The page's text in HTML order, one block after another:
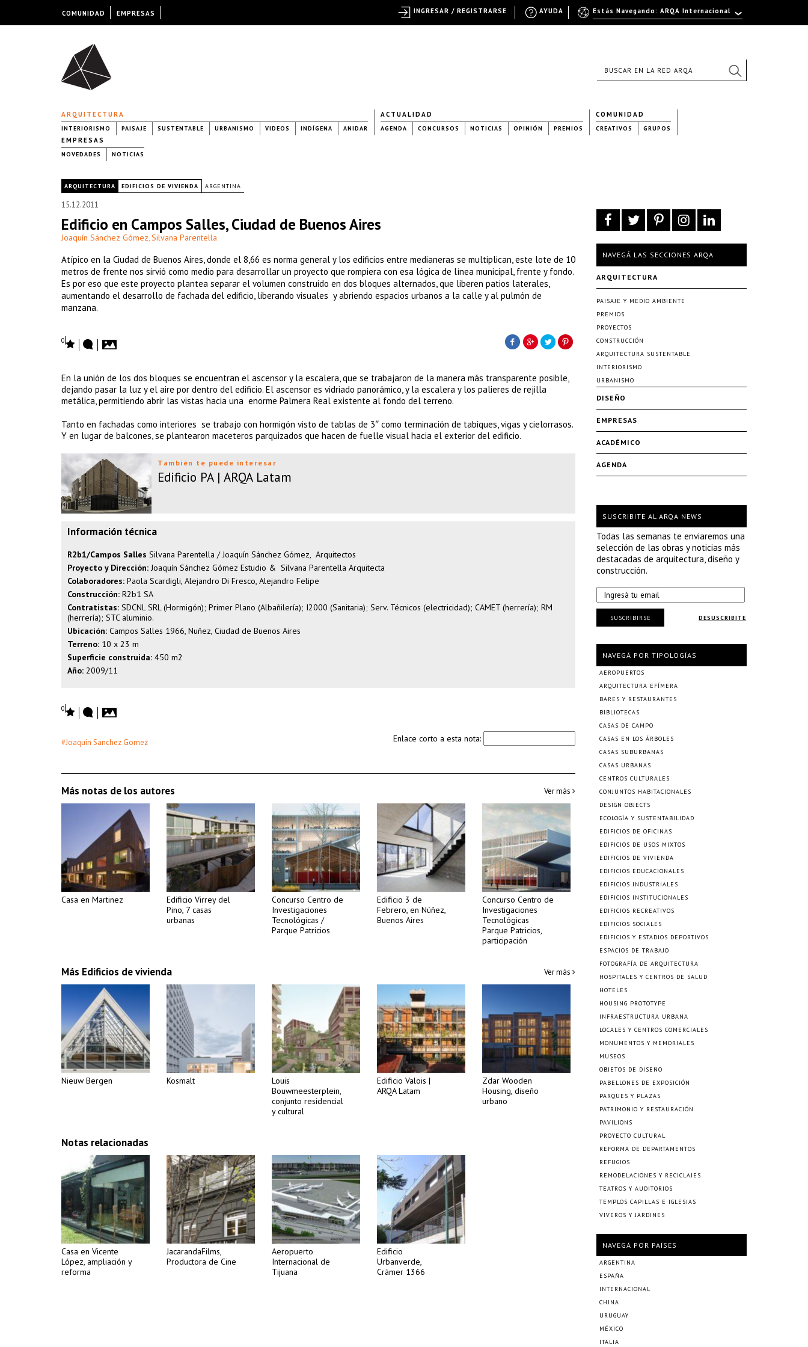
ARQUITECTURA
INTERIORISMO PAISAJE SUSTENTABLE URBANISMO VIDEOS INDÍGENA ANIDAR
ACTUALIDAD
AGENDA CONCURSOS NOTICIAS OPINIÓN PREMIOS
COMUNIDAD
CREATIVOS GRUPOS
EMPRESAS
NOVEDADES NOTICIAS
ARQUITECTURA EDIFICIOS DE VIVIENDA ARGENTINA
15.12.2011
Edificio en Campos Salles, Ciudad de Buenos Aires
Joaquín Sánchez Gómez, Silvana Parentella
Atípico en la Ciudad de Buenos Aires, donde el 8,66 es norma general y los edificios entre medianeras se multiplican, este lote de 10
metros de frente nos sirvió como medio para desarrollar un proyecto que rompiera con esa lógica de línea municipal, frente y fondo.
Es por eso que este proyecto plantea separar el volumen construido en dos bloques alternados, que liberen patios laterales,
aumentando el desarrollo de fachada del edificio, liberando visuales y abriendo espacios urbanos a la calle y al pulmón de
manzana.
0
En la unión de los dos bloques se encuentran el ascensor y la escalera, que se trabajaron de la manera más transparente posible,
dejando pasar la luz y el aire por dentro del edificio. El ascensor es vidriado panorámico, y la escalera y los palieres de rejilla
metálica, permitiendo abrir las vistas hacia una enorme Palmera Real existente al fondo del terreno.
Tanto en fachadas como interiores se trabajo con hormigón visto de tablas de 3″ como terminación de tabiques, vigas y cielorrasos.
Y en lugar de balcones, se plantearon maceteros parquizados que hacen de fuelle visual hacia el exterior del edificio.
También te puede interesar
Edificio PA | ARQA Latam
Información técnica
R2b1/Campos Salles Silvana Parentella / Joaquín Sánchez Gómez, Arquitectos
Proyecto y Dirección:Joaquín Sánchez Gómez Estudio & Silvana Parentella Arquitecta
Colaboradores: Paola Scardigli, Alejandro Di Fresco, Alejandro Felipe
Construcción: R2b1 SA
Contratistas: SDCNL SRL (Hormigón); Primer Plano (Albañilería); I2000 (Sanitaria); Serv. Técnicos (electricidad); CAMET (herrería); RM
(herrería); STC aluminio.
Ubicación: Campos Salles 1966, Nuñez, Ciudad de Buenos Aires
Terreno: 10 x 23 m
Superficie construida: 450 m2
Año: 2009/11
0
#Joaquín Sanchez Gomez Enlace corto a esta nota:
Más notas de los autores Ver más
Casa en Martinez
Edificio Virrey del
Pino, 7 casas
urbanas
Concurso Centro de
Investigaciones
Tecnológicas /
Parque Patricios
Edificio 3 de
Febrero, en Núñez,
Buenos Aires
Concurso Centro de
Investigaciones
Tecnológicas
Parque Patricios,
participación
Más Edificios de vivienda Ver más
Nieuw Bergen Kosmalt
Louis
Bouwmeesterplein,
conjunto residencial
y cultural
Edificio Valois |
ARQA Latam
Zdar Wooden
Housing, diseño
urbano
Notas relacionadas
Casa en Vicente
López, ampliación y
reforma
JacarandaFilms,
Productora de Cine
Aeropuerto
Internacional de
Tijuana
Edificio
Urbanverde,
Crámer 1366
NAVEGÁ LAS SECCIONES ARQA
ARQUITECTURA
PAISAJE Y MEDIO AMBIENTE
PREMIOS
PROYECTOS
CONSTRUCCIÓN
ARQUITECTURA SUSTENTABLE
INTERIORISMO
URBANISMO
DISEÑO
EMPRESAS
ACADÉMICO
AGENDA
SUSCRIBITE AL ARQA NEWS
Todas las semanas te enviaremos una
selección de las obras y noticias más
destacadas de arquitectura, diseño y
construcción.
DESUSCRIBITE
SUSCRIBIRSE
NAVEGÁ POR TIPOLOGÍAS
AEROPUERTOS
ARQUITECTURA EFÍMERA
BARES Y RESTAURANTES
BIBLIOTECAS
CASAS DE CAMPO
CASAS EN LOS ÁRBOLES
CASAS SUBURBANAS
CASAS URBANAS
CENTROS CULTURALES
CONJUNTOS HABITACIONALES
DESIGN OBJECTS
ECOLOGÍA Y SUSTENTABILIDAD
EDIFICIOS DE OFICINAS
EDIFICIOS DE USOS MIXTOS
EDIFICIOS DE VIVIENDA
EDIFICIOS EDUCACIONALES
EDIFICIOS INDUSTRIALES
EDIFICIOS INSTITUCIONALES
EDIFICIOS RECREATIVOS
EDIFICIOS SOCIALES
EDIFICIOS Y ESTADIOS DEPORTIVOS
ESPACIOS DE TRABAJO
FOTOGRAFÍA DE ARQUITECTURA
HOSPITALES Y CENTROS DE SALUD
HOTELES
HOUSING PROTOTYPE
INFRAESTRUCTURA URBANA
LOCALES Y CENTROS COMERCIALES
MONUMENTOS Y MEMORIALES
MUSEOS
OBJETOS DE DISEÑO
PABELLONES DE EXPOSICIÓN
PARQUES Y PLAZAS
PATRIMONIO Y RESTAURACIÓN
PAVILIONS
PROYECTO CULTURAL
REFORMA DE DEPARTAMENTOS
REFUGIOS
REMODELACIONES Y RECICLAJES
TEATROS Y AUDITORIOS
TEMPLOS CAPILLAS E IGLESIAS
VIVEROS Y JARDINES
NAVEGÁ POR PAÍSES
ARGENTINA
ESPAÑA
INTERNACIONAL
CHINA
URUGUAY
MÉXICO
ITALIA
COMUNIDAD EMPRESAS Estás Navegando: ARQA Internacional
AYUDA
INGRESAR / REGISTRARSE